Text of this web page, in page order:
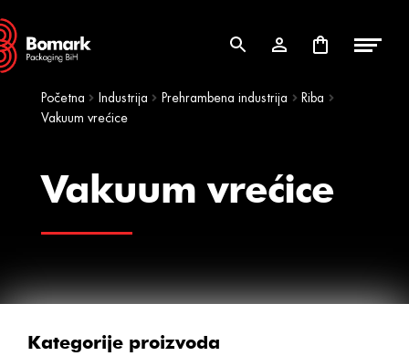
Skip
to
navigation
Skip
to
content
Početna Industrija Prehrambena industrija
Riba
Vakuum vrećice
Vakuum vrećice
Kategorije proizvoda